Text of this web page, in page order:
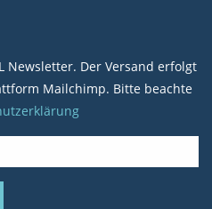
Newsletter. Der Versand erfolgt
Mailchimp. Bitte beachte